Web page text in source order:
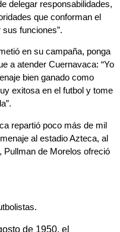
delegar responsabilidades,
que conforman el
funciones”.
en su campaña, ponga
a atender Cuernavaca: “Yo
bien ganado como
exitosa en el futbol y tome
repartió poco más de mil
al estadio Azteca, al
Pullman de Morelos ofreció
de 1950, el